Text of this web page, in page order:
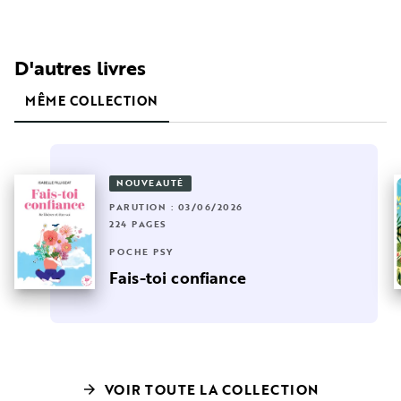
D'autres livres
MÊME COLLECTION
NOUVEAUTÉ
PARUTION : 03/06/2026
224 PAGES
POCHE PSY
Fais-toi confiance
arrow_forward VOIR TOUTE LA COLLECTION